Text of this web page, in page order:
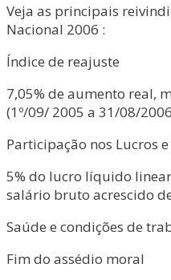
Veja as principais
Nacional 2006 :
Índice de reajuste
7,05% de aumento real,
(1º/09/ 2005 a 31/08/
Participação nos Lucros e
5% do lucro líquido
salário bruto acrescido
Saúde e condições de
Fim do assédio moral